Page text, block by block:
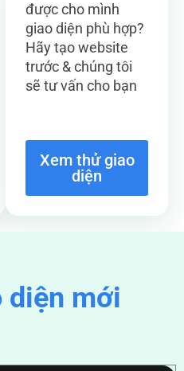
được cho mình
giao diện phù hợp?
Hãy tạo website
trước & chúng tôi
sẽ tư vấn cho bạn
Xem thử giao
diện
diện mới